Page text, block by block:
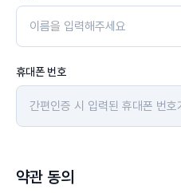
휴대폰 번호
약관 동의